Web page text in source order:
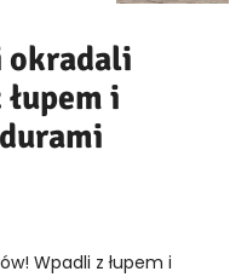
okradali
i
Wpadli z łupem i